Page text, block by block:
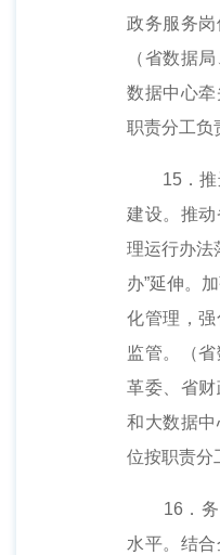
政务服务岗
（省数据
数据中心
职责分工负
15．推
建设。推
理运行办法
办”延伸。
化管理，强
监管。（
革委、省
和大数据
位按职责分
16．务
水平。结